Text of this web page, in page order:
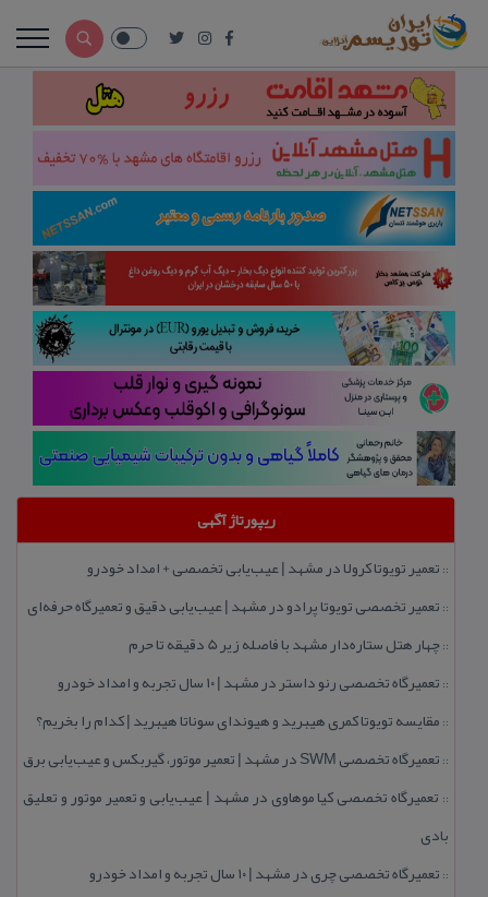
ریپورتاژ آگهی
:: تعمیر تویوتا كرولا در مشهد | عیب‌یابی تخصصی + امداد خودرو
:: تعمیر تخصصی تویوتا پرادو در مشهد | عیب‌یابی دقیق و تعمیرگاه حرفه‌ای
::چهار هتل‌ ستاره‌دار مشهد با فاصله زیر 5 دقیقه تا حرم
:: تعمیرگاه تخصصی رنو داستر در مشهد | ۱۰ سال تجربه و امداد خودرو
:: مقایسه تویوتا كمری هیبرید و هیوندای سوناتا هیبرید | كدام را بخریم؟
:: تعمیرگاه تخصصی SWM در مشهد | تعمیر موتور، گیربكس و عیب‌یابی برق
:: تعمیرگاه تخصصی كیا موهاوی در مشهد | عیب‌یابی و تعمیر موتور و تعلیق
بادی
:: تعمیرگاه تخصصی چری در مشهد | ۱۰ سال تجربه و امداد خودرو